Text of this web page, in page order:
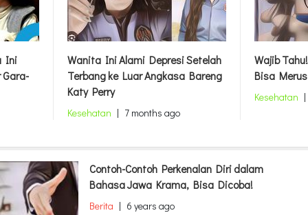
Ini
Gara-
Wanita Ini Alami Depresi Setelah
Terbang ke Luar Angkasa Bareng
Katy Perry
Kesehatan | 7 months ago
Wajib
Bisa
Kesehatan |
Contoh-Contoh Perkenalan Diri dalam
Bahasa Jawa Krama, Bisa Dicoba!
Berita | 6 years ago